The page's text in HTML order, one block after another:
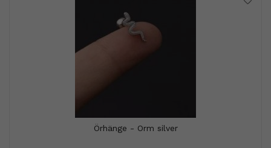
Örhänge - Orm silver